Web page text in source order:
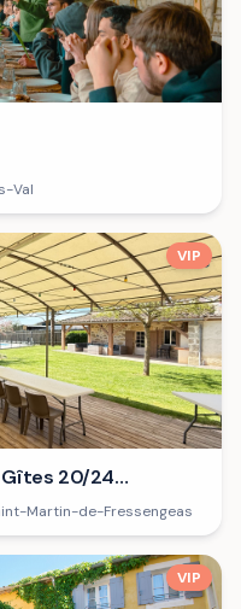
Val
VIP
20/24
Martin-de-Fressengeas
VIP